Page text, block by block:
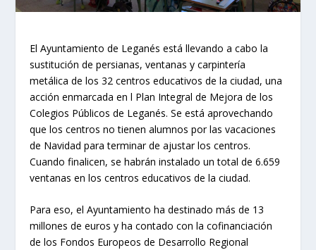
El Ayuntamiento de Leganés está llevando a cabo la
sustitución de persianas, ventanas y carpintería
metálica de los 32 centros educativos de la ciudad, una
acción enmarcada en l Plan Integral de Mejora de los
Colegios Públicos de Leganés. Se está aprovechando
que los centros no tienen alumnos por las vacaciones
de Navidad para terminar de ajustar los centros.
Cuando finalicen, se habrán instalado un total de 6.659
ventanas en los centros educativos de la ciudad.
Para eso, el Ayuntamiento ha destinado más de 13
millones de euros y ha contado con la cofinanciación
de los Fondos Europeos de Desarrollo Regional